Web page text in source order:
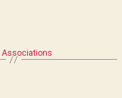
Associations